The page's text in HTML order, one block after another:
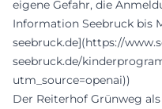
eigene Gefahr, die
Information Seebruck bis
seebruck.de](https://
seebruck.de/
utm_source=openai))
Der Reiterhof Grünweg